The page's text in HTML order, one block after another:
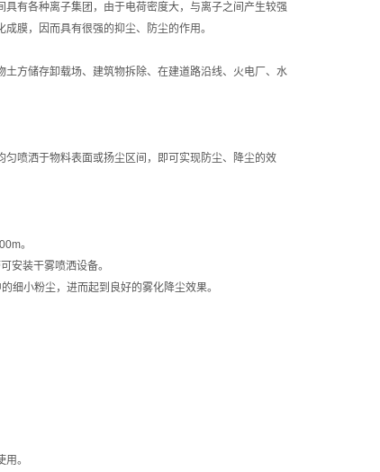
有各种离子集团，由于电荷密度大，与离子之间产生较强
膜，因而具有很强的抑尘、防尘的作用。
方储存卸载场、建筑物拆除、在建道路沿线、火电厂、水
喷洒于物料表面或扬尘区间，即可实现防尘、降尘的效
。
装干雾喷洒设备。
小粉尘，进而起到良好的雾化降尘效果。
。